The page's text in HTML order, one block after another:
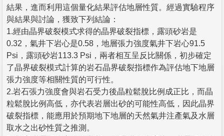
結果，進而利用這個量化結果評估地層性質。經過實驗程序
與結果與討論，獲致下列結論：
1.經由晶界破裂模式求得的晶界破裂指標，露頭砂岩是
0.32，氣井下岩心是0.58，地層張力強度氣井下岩心91.5
Psi，露頭砂岩113.3 Psi，兩者相互呈反比關係，初步確定
了晶界破裂模式計算的岩石晶界破裂指標作為評估地下地層
張力強度等相關性質的可行性。
2.岩石張力強度會與岩石受力後晶粒鬆脫比例成正比，而晶
粒鬆脫比例高低，亦代表岩層出砂的可能性高低，因此晶界
破裂指標，能應用於預期地下地層的天然氣井注產氣及水層
取水之出砂性質之推測。